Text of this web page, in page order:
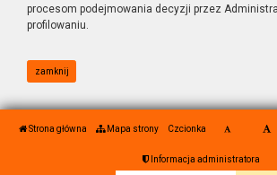
procesom podejmowania decyzji przez
profilowaniu.
zamknij
Strona główna Mapa strony Czcionka
Informacja administratora